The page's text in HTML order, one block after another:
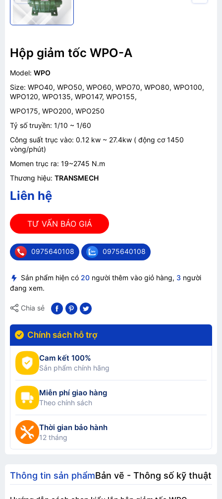
Hộp giảm tốc WPO-A
Model: WPO
Size: WPO40, WPO50, WPO60, WPO70, WPO80, WPO100,
WPO120, WPO135, WPO147, WPO155,
WPO175, WPO200, WPO250
Tỷ số truyền: 1/10 ~ 1/60
Công suất trục vào: 0.12 kw ~ 27.4kw ( động cơ 1450
vòng/phút)
Momen trục ra: 19~2745 N.m
Thương hiệu: TRANSMECH
Liên hệ
TƯ VẤN BÁO GIÁ
0975640108 0975640108
Sản phẩm hiện có 20 người thêm vào giỏ hàng, 3 người
đang xem.
Chia sẻ
Chính sách hỗ trợ
Cam kết 100%
Sản phẩm chính hãng
Miễn phí giao hàng
Theo chính sách
Thời gian bảo hành
12 tháng
Thông tin sản phẩmBản vẽ - Thông số kỹ thuật